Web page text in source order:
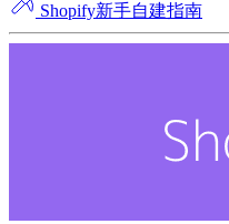
Shopify新手自建指南